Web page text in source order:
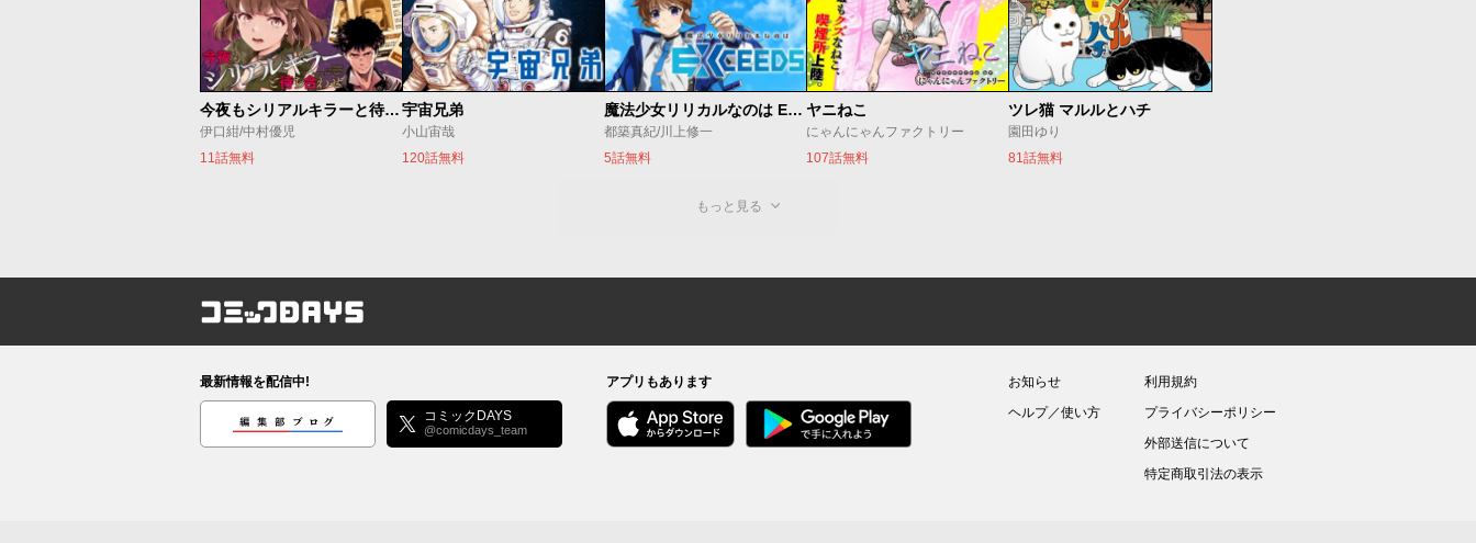
今夜もシリアルキラーと待ち合わせ
伊口紺/中村優児
11話無料
宇宙兄弟
小山宙哉
120話無料
魔法少女リリカルなのは EXCEEDS
都築真紀/川上修一
5話無料
ヤニねこ
にゃんにゃんファクトリー
107話無料
ツレ猫 マルルとハチ
園田ゆり
81話無料
もっと見る
コミックDAYS
最新情報を配信中!
編集部ブログ コミックDAYS
@comicdays_team
アプリもあります
お知らせ
ヘルプ／使い方
利用規約
プライバシーポリシー
外部送信について
特定商取引法の表示